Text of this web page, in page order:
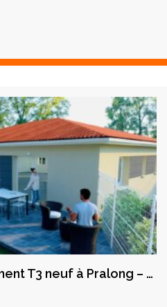
🏡 À vendre : Appartement T3 neuf à Pralong – Un cadre de vie moderne et confortable